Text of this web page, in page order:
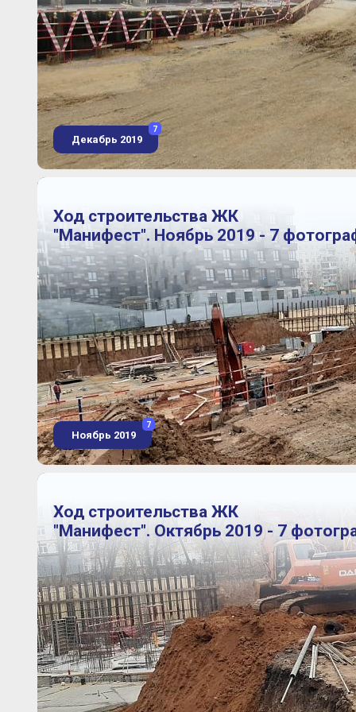
Декабрь 2019
7
Ход строительства ЖК
"Манифест". Ноябрь 2019 - 7
Ноябрь 2019
7
Ход строительства ЖК
"Манифест". Октябрь 2019 - 7